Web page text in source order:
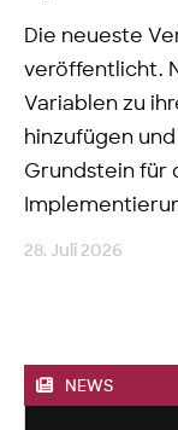
Die neueste
veröffentlicht.
Variablen zu
hinzufügen
Grundstein für
28. Juli 2026
NEWS